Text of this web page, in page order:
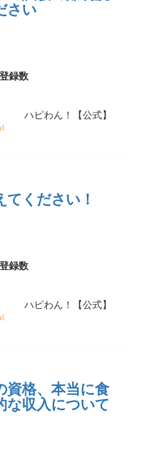
さい
録数
ハピわん！【公式】
ください！
録数
ハピわん！【公式】
資格、本当に食
な収入について